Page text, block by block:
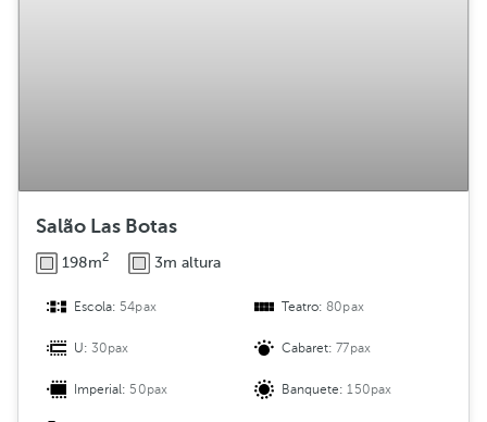
Salão Las Botas
198m2 3m altura
Escola: 54pax Teatro:80pax
U:30pax Cabaret:77pax
Imperial: 50pax Banquete:150pax